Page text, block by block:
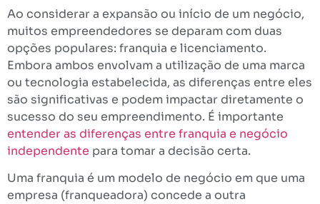
Ao considerar a expansão ou início de um negócio,
muitos empreendedores se deparam com duas
opções populares: franquia e licenciamento.
Embora ambos envolvam a utilização de uma marca
ou tecnologia estabelecida, as diferenças entre eles
são significativas e podem impactar diretamente o
sucesso do seu empreendimento. É importante
entender as diferenças entre franquia e negócio
independente para tomar a decisão certa.
Uma franquia é um modelo de negócio em que uma
empresa (franqueadora) concede a outra